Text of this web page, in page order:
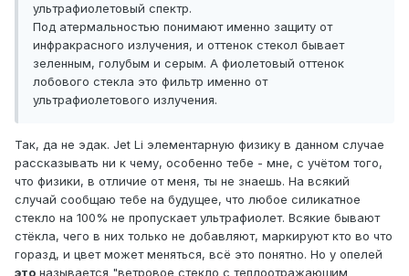
ультрафиолетовый спектр.
Под атермальностью понимают именно защиту от
инфракрасного излучения, и оттенок стекол бывает
зеленным, голубым и серым. А фиолетовый оттенок
лобового стекла это фильтр именно от
ультрафиолетового излучения.
Так, да не эдак. Jet Li элементарную физику в данном случае
рассказывать ни к чему, особенно тебе - мне, с учётом того,
что физики, в отличие от меня, ты не знаешь. На всякий
случай сообщаю тебе на будущее, что любое силикатное
стекло на 100% не пропускает ультрафиолет. Всякие бывают
стёкла, чего в них только не добавляют, маркируют кто во что
горазд, и цвет может меняться, всё это понятно. Но у опелей
это называется "ветровое стекло с теплоотражающим